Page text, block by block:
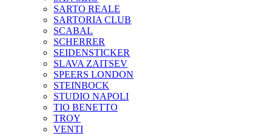
SARTO REALE
SARTORIA CLUB
SCABAL
SCHERRER
SEIDENSTICKER
SLAVA ZAITSEV
SPEERS LONDON
STEINBOCK
STUDIO NAPOLI
TIO BENETTO
TROY
VENTI